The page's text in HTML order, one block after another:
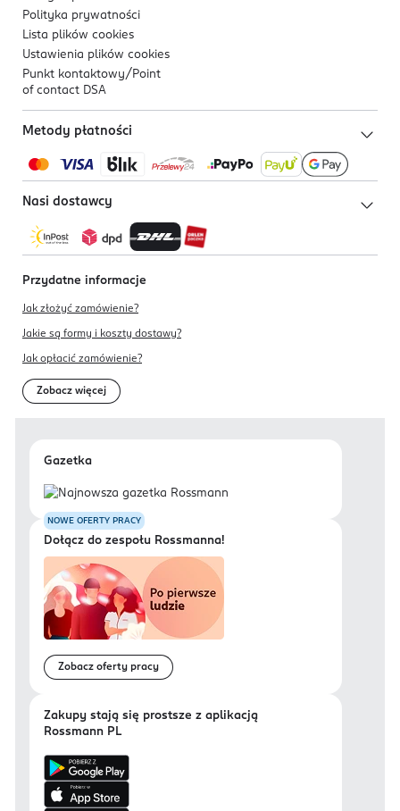
Polityka prywatności
Lista plików cookies
Ustawienia plików cookies
Punkt kontaktowy/ Point
of contact DSA
Metody płatności
Nasi dostawcy
Przydatne informacje
Jak złożyć zamówienie?
Jakie są formy i koszty dostawy?
Jak opłacić zamówienie?
Zobacz więcej
Gazetka
NOWE OFERTY PRACY
Dołącz do zespołu Rossmanna!
Zobacz oferty pracy
Zakupy stają się prostsze z aplikacją
Rossmann PL